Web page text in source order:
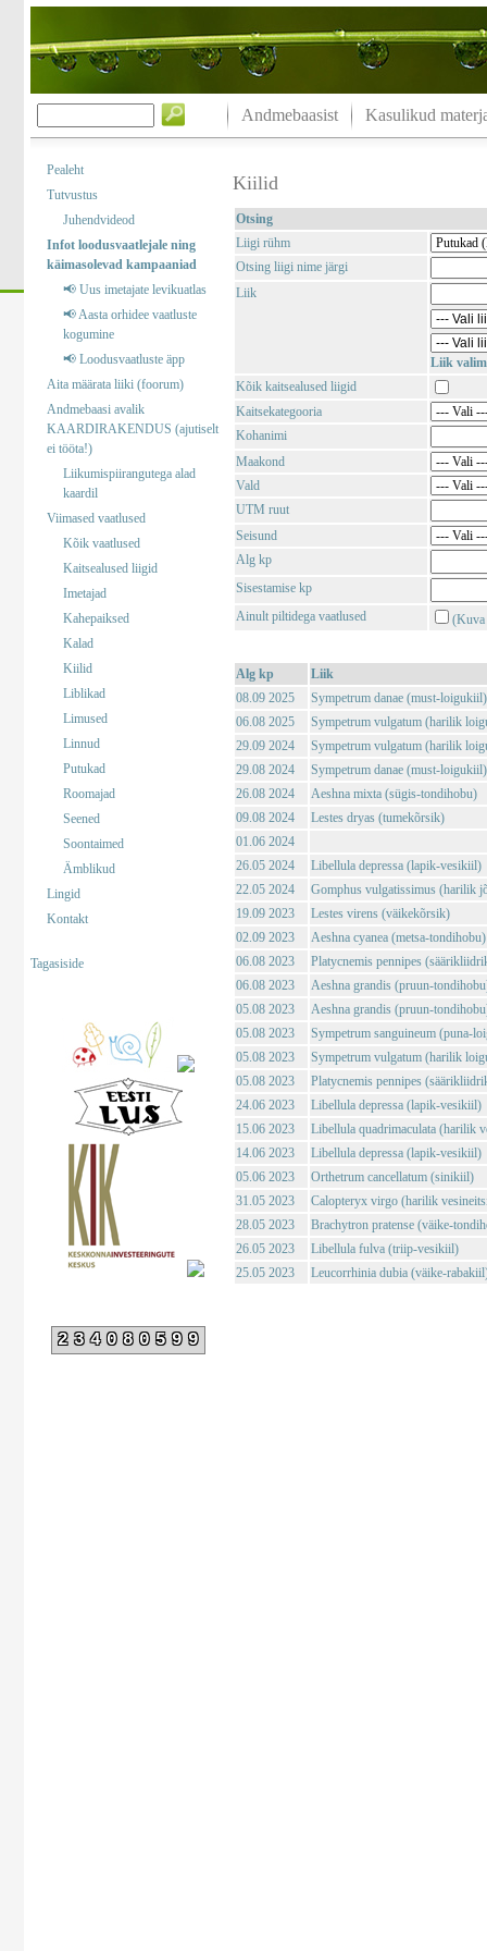
Andmebaasist Kasulikud
Pealeht
Tutvustus
Juhendvideod
Infot loodusvaatlejale ning
käimasolevad kampaaniad
📢 Uus imetajate levikuatlas
📢 Aasta orhidee vaatluste
kogumine
📢 Loodusvaatluste äpp
Aita määrata liiki (foorum)
Andmebaasi avalik
KAARDIRAKENDUS (ajutiselt
ei tööta!)
Liikumispiirangutega alad
kaardil
Viimased vaatlused
Kõik vaatlused
Kaitsealused liigid
Imetajad
Kahepaiksed
Kalad
Kiilid
Liblikad
Limused
Linnud
Putukad
Roomajad
Seened
Soontaimed
Ämblikud
Lingid
Kontakt
Tagasiside
234080599
Kiilid
Otsing
Liigi rühm
Otsing liigi nime järgi
Liik
Liik
Kõik kaitsealused liigid
Kaitsekategooria
Kohanimi
Maakond
Vald
UTM ruut
Seisund
Alg kp
Sisestamise kp
Ainult piltidega vaatlused
(Kuva
Alg kp
Liik
08.09 2025
Sympetrum danae (must-loigukiil)
06.08 2025
Sympetrum vulgatum (harilik
29.09 2024
Sympetrum vulgatum (harilik
29.08 2024
Sympetrum danae (must-loigukiil)
26.08 2024
Aeshna mixta (sügis-tondihobu)
09.08 2024
Lestes dryas (tumekõrsik)
01.06 2024
26.05 2024
Libellula depressa (lapik-vesikiil)
22.05 2024
Gomphus vulgatissimus (harilik
19.09 2023
Lestes virens (väikekõrsik)
02.09 2023
Aeshna cyanea (metsa-tondihobu)
06.08 2023
Platycnemis pennipes
06.08 2023
Aeshna grandis (pruun-
05.08 2023
Aeshna grandis (pruun-
05.08 2023
Sympetrum sanguineum (puna-
05.08 2023
Sympetrum vulgatum (harilik
05.08 2023
Platycnemis pennipes
24.06 2023
Libellula depressa (lapik-vesikiil)
15.06 2023
Libellula quadrimaculata (harilik
14.06 2023
Libellula depressa (lapik-vesikiil)
05.06 2023
Orthetrum cancellatum (sinikiil)
31.05 2023
Calopteryx virgo (harilik
28.05 2023
Brachytron pratense (väike-
26.05 2023
Libellula fulva (triip-vesikiil)
25.05 2023
Leucorrhinia dubia (väike-